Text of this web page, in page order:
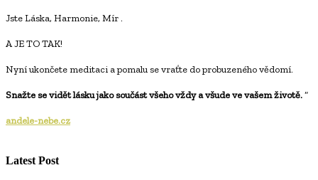
Jste Láska, Harmonie, Mír .
A JE TO TAK!
Nyní ukončete meditaci a pomalu se vraťte do probuzeného vědomí.
Snažte se vidět lásku jako součást všeho vždy a všude ve vašem životě.“
andele-nebe.cz
Latest Post